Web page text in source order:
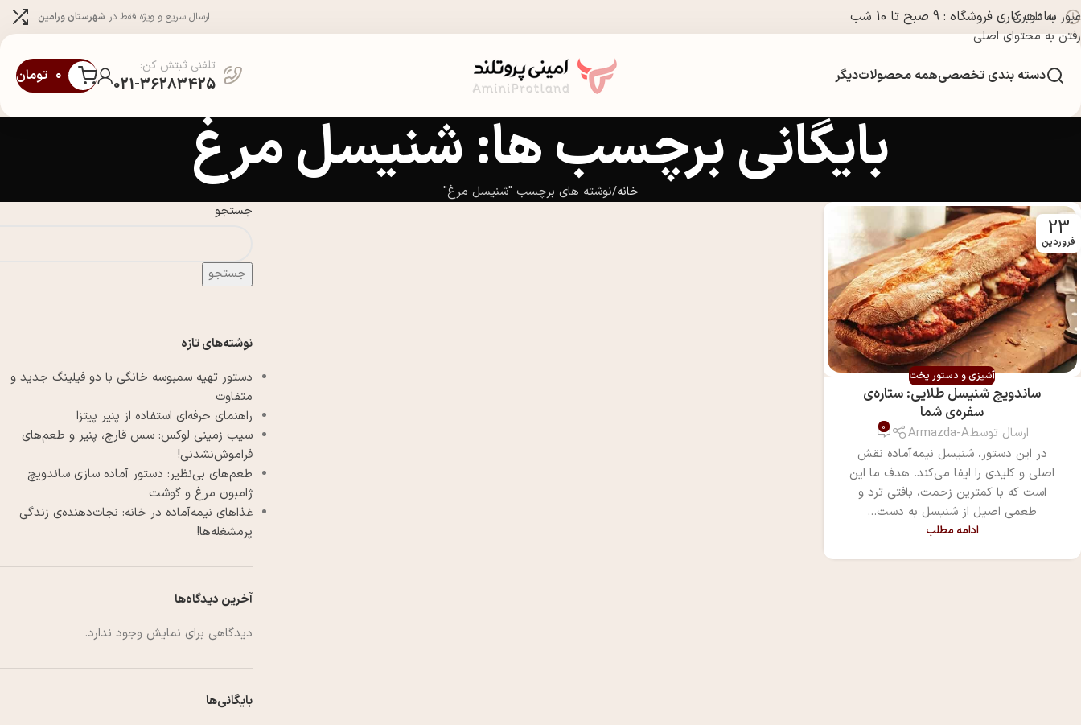
عبور به ناوبری
رفتن به محتوای اصلی
ساعت کاری فروشگاه : 9 صبح تا 10 شب ارسال سریع و ویژه فقط در شهرستان ورامین
دسته بندی تخصصیهمه محصولاتدیگر
تلفنی ثبتش کن:
021-36283425 ۰ تومان
بایگانی برچسب ها: شنیسل مرغ
خانه نوشته های برچسب "شنیسل مرغ"
23
فروردین
آشپزی و دستور پخت
ساندویچ شنیسل طلایی: ستاره‌ی
سفره‌ی شما
ارسال توسطArmazda-A
0
در این دستور، شنیسل نیمه‌آماده نقش
اصلی و کلیدی را ایفا می‌کند. هدف ما این
است که با کمترین زحمت، بافتی ترد و
طعمی اصیل از شنیسل به دست...
ادامه مطلب
جستجو
جستجو
نوشته‌های تازه
دستور تهیه سمبوسه خانگی با دو فیلینگ جدید و
متفاوت
راهنمای حرفه‌ای استفاده از پنیر پیتزا
سیب زمینی لوکس: سس قارچ، پنیر و طعم‌های
فراموش‌نشدنی!
طعم‌های بی‌نظیر: دستور آماده سازی ساندویچ
ژامبون مرغ و گوشت
غذاهای نیمه‌آماده در خانه: نجات‌دهنده‌ی زندگی
پرمشغله‌ها!
آخرین دیدگاه‌ها
دیدگاهی برای نمایش وجود ندارد.
بایگانی‌ها